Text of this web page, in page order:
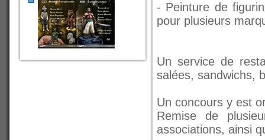
- Peinture de
pour plusieurs
Un service de
salées, sandwichs,
Un concours y est
Remise de
associations, ainsi